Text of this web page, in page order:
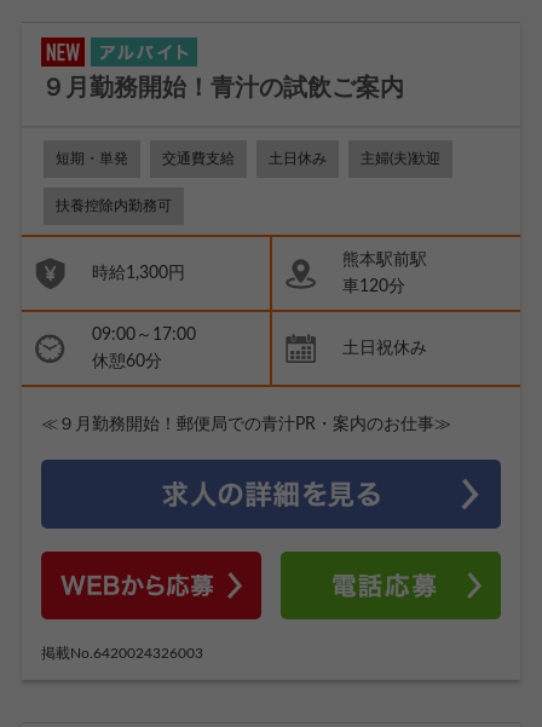
９月勤務開始！青汁の試飲ご案内
短期・単発 交通費支給 土日休み 主婦(夫)歓迎
扶養控除内勤務可
時給1,300円
熊本駅前駅
車120分
09:00～17:00
休憩60分
土日祝休み
≪９月勤務開始！郵便局での青汁PR・案内のお仕事≫
掲載No.6420024326003